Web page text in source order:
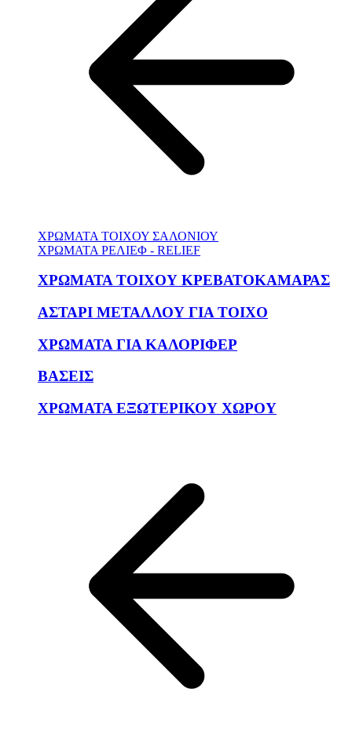
ΧΡΩΜΑΤΑ ΤΟΙΧΟΥ ΣΑΛΟΝΙΟΥ
ΧΡΩΜΑΤΑ ΡΕΛΙΕΦ - RELIEF
ΧΡΩΜΑΤΑ ΤΟΙΧΟΥ ΚΡΕΒΑΤΟΚΑΜΑΡΑΣ
ΑΣΤΑΡΙ ΜΕΤΑΛΛΟΥ ΓΙΑ ΤΟΙΧΟ
ΧΡΩΜΑΤΑ ΓΙΑ ΚΑΛΟΡΙΦΕΡ
ΒΑΣΕΙΣ
ΧΡΩΜΑΤΑ ΕΞΩΤΕΡΙΚΟΥ ΧΩΡΟΥ